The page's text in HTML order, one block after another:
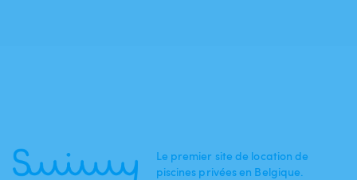
Le premier site de location de
piscines privées en Belgique.